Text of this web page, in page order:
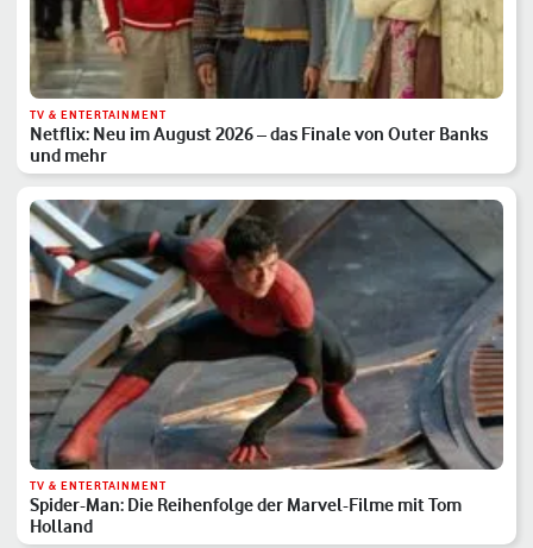
TV & ENTERTAINMENT
Netflix: Neu im August 2026 – das Finale von Outer Banks
und mehr
TV & ENTERTAINMENT
Spider-Man: Die Reihenfolge der Marvel-Filme mit Tom
Holland